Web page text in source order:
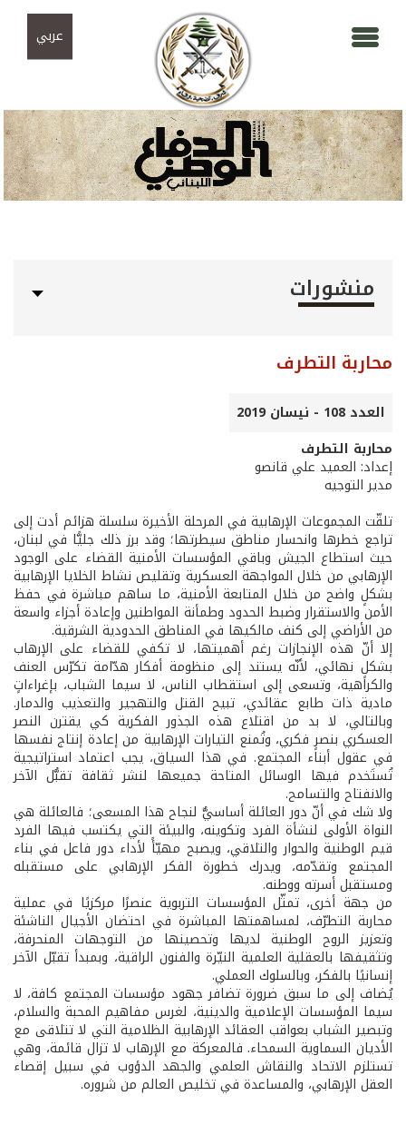
عربي
منشورات
محاربة التطرف
العدد 108 - نيسان 2019
محاربة التطرف
إعداد: العميد علي قانصو
مدير التوجيه
تلقّت المجموعات الإرهابية في المرحلة الأخيرة سلسلة هزائم أدت إلى
تراجع خطرها وانحسار مناطق سيطرتها؛ وقد برز ذلك جليًّا في لبنان،
حيث استطاع الجيش وباقي المؤسسات الأمنية القضاء على الوجود
الإرهابي من خلال المواجهة العسكرية وتقليص نشاط الخلايا الإرهابية
بشكلٍ واضح من خلال المتابعة الأمنية، ما ساهم مباشرة في حفظ
الأمن والاستقرار وضبط الحدود وطمأنة المواطنين وإعادة أجزاء واسعة
من الأراضي إلى كنف مالكيها في المناطق الحدودية الشرقية.
إلا أنّ هذه الإنجازات رغم أهميتها، لا تكفي للقضاء على الإرهاب
بشكلٍ نهائي، لأنّه يستند إلى منظومة أفكار هدّامة تكرّس العنف
والكراهية، وتسعى إلى استقطاب الناس، لا سيما الشباب، بإغراءاتٍ
مادية ذات طابع عقائدي، تبيح القتل والتهجير والتعذيب والدمار.
وبالتالي، لا بد من اقتلاع هذه الجذور الفكرية كي يقترن النصر
العسكري بنصرٍ فكري، وتُمنع التيارات الإرهابية من إعادة إنتاج نفسها
في عقول أبناء المجتمع. في هذا السياق، يجب اعتماد استراتيجية
تُستَخدم فيها الوسائل المتاحة جميعها لنشر ثقافة تقبُّل الآخر
والانفتاح والتسامح.
ولا شك في أنّ دور العائلة أساسيٌّ لنجاح هذا المسعى؛ فالعائلة هي
النواة الأولى لنشأة الفرد وتكوينه، والبيئة التي يكتسب فيها الفرد
قيم الوطنية والحوار والتلاقي، ويصبح مهيّأً لأداء دور فاعل في بناء
المجتمع وتقدّمه، ويدرك خطورة الفكر الإرهابي على مستقبله
ومستقبل أسرته ووطنه.
من جهة أخرى، تمثّل المؤسسات التربوية عنصرًا مركزيًا في عملية
محاربة التطرّف، لمساهمتها المباشرة في احتضان الأجيال الناشئة
وتعزيز الروح الوطنية لديها وتحصينها من التوجهات المنحرفة،
وتثقيفها بالعقلية العلمية النيّرة والفنون الراقية، وبمبدأ تقبّل الآخر
إنسانيًا بالفكر، وبالسلوك العملي.
يُضاف إلى ما سبق ضرورة تضافر جهود مؤسسات المجتمع كافة، لا
سيما المؤسسات الإعلامية والدينية، لغرس مفاهيم المحبة والسلام،
وتبصير الشباب بعواقب العقائد الإرهابية الظلامية التي لا تتلاقى مع
الأديان السماوية السمحاء. فالمعركة مع الإرهاب لا تزال قائمة، وهي
تستلزم الاتحاد والنقاش العلمي والجهد الدؤوب في سبيل إقصاء
العقل الإرهابي، والمساعدة في تخليص العالم من شروره.